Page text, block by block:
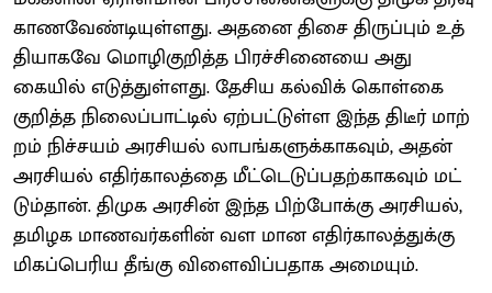
காணவேண்​டி​யுள்​ளது. அதனை திசை திருப்​பும் உத்​
தி​யாகவே மொழிகுறித்த பிரச்​சினையை அது
கையில் எடுத்​துள்​ளது. தேசிய கல்விக் கொள்கை
குறித்​த நிலைப்​பாட்​டில் ஏற்​பட்​டுள்ள இந்த திடீர் மாற்​
றம் நிச்​ச​யம் அரசி​யல் லாபங்​களுக்​காக​வும், அதன்
அரசி​யல் எதிர்​காலத்தை மீட்​டெடுப்​ப​தற்​காகவும் மட்​
டும்​தான். திமுக அரசின் இந்த பிற்​போக்கு அரசி​யல்,
தமிழக மாணவர்​களின் வள மான எதிர்​காலத்​துக்கு
மிகப்​பெரிய தீங்கு விளை​விப்​ப​தாக அமை​யும்.